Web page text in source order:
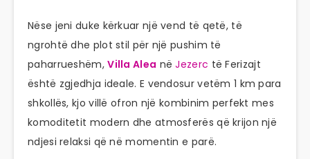
Nëse jeni duke kërkuar një vend të qetë, të
ngrohtë dhe plot stil për një pushim të
paharrueshëm,Villa Alea nëJezerc të Ferizajt
është zgjedhja ideale. E vendosur vetëm 1 km para
shkollës, kjo villë ofron një kombinim perfekt mes
komoditetit modern dhe atmosferës që krijon një
ndjesi relaksi që në momentin e parë.